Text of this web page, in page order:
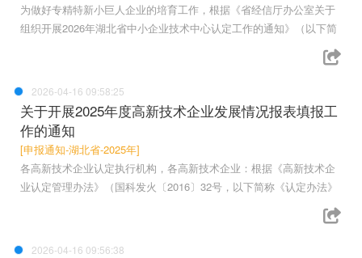
为做好专精特新小巨人企业的培育工作，根据《省经信厅办公室关于
组织开展2026年湖北省中小企业技术中心认定工作的通知》（以下简
2026-04-16 09:58:25
关于开展2025年度高新技术企业发展情况报表填报工
作的通知
[申报通知-湖北省-2025年]
各高新技术企业认定执行机构，各高新技术企业：根据《高新技术企
业认定管理办法》（国科发火〔2016〕32号，以下简称《认定办法》
2026-04-16 09:56:38